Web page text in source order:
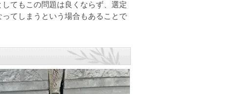
てもこの問題は良くならず、選定
てしまうという場合もあることで